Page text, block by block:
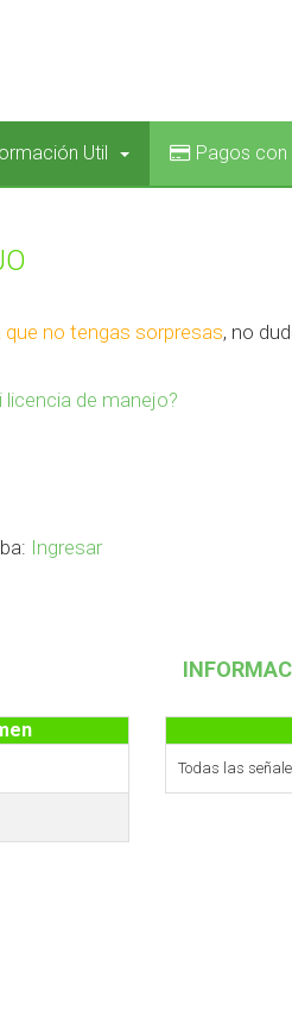
Util Pagos
no tengas sorpresas, no
de manejo?
Ingresar
Todas las